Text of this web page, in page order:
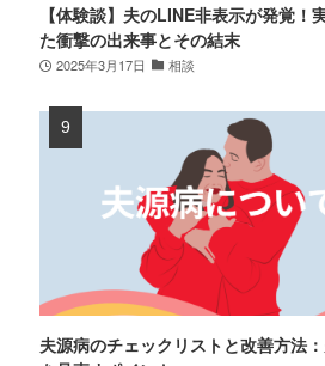
【体験談】夫のLINE非表示が発覚！
た衝撃の出来事とその結末
2025年3月17日 相談
夫源病のチェックリストと改善方法